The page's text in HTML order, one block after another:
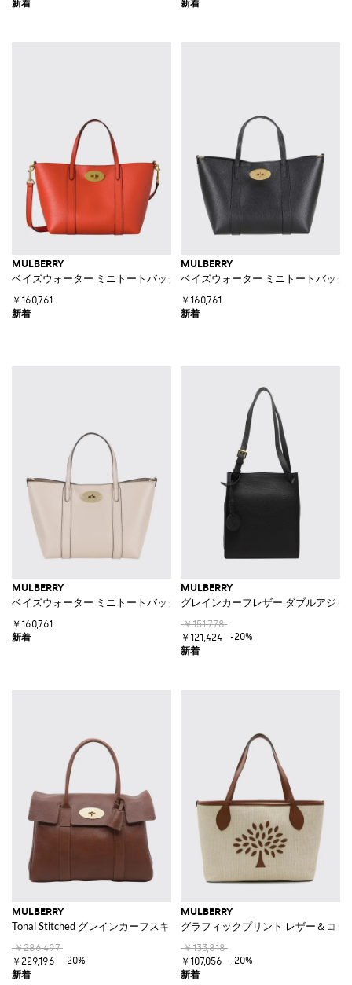
MULBERRY
ベイズウォーター ミニトートバッグ グレインカーフレザー 取り外し可能
￥160,761
MULBERRY
ベイズウォーター ミニトートバッ
￥160,761
MULBERRY
ベイズウォーター ミニトートバッグ グレインカーフレザー 取り外し可能
￥160,761
MULBERRY
グレインカーフレザー ダブルアジ
￥151,778
￥121,424
-20%
MULBERRY
Tonal Stitched グレインカーフスキン ショルダーバッグ
￥286,497
￥229,196
-20%
MULBERRY
グラフィックプリント レザー＆コ
￥133,818
￥107,056
-20%